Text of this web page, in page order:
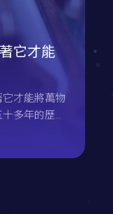
它才能
才能將萬物
多年的歷